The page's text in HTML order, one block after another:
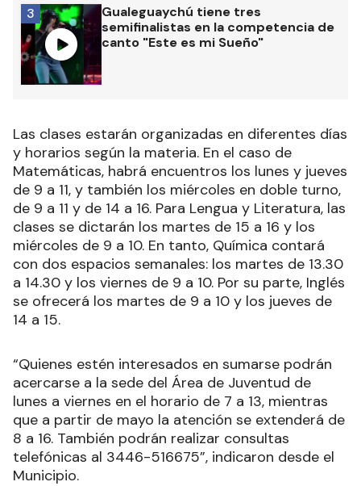
Gualeguaychú tiene tres
semifinalistas en la competencia de
canto "Este es mi Sueño"
3
Las clases estarán organizadas en diferentes días
y horarios según la materia. En el caso de
Matemáticas, habrá encuentros los lunes y jueves
de 9 a 11, y también los miércoles en doble turno,
de 9 a 11 y de 14 a 16. Para Lengua y Literatura, las
clases se dictarán los martes de 15 a 16 y los
miércoles de 9 a 10. En tanto, Química contará
con dos espacios semanales: los martes de 13.30
a 14.30 y los viernes de 9 a 10. Por su parte, Inglés
se ofrecerá los martes de 9 a 10 y los jueves de
14 a 15.
“Quienes estén interesados en sumarse podrán
acercarse a la sede del Área de Juventud de
lunes a viernes en el horario de 7 a 13, mientras
que a partir de mayo la atención se extenderá de
8 a 16. También podrán realizar consultas
telefónicas al 3446-516675”, indicaron desde el
Municipio.